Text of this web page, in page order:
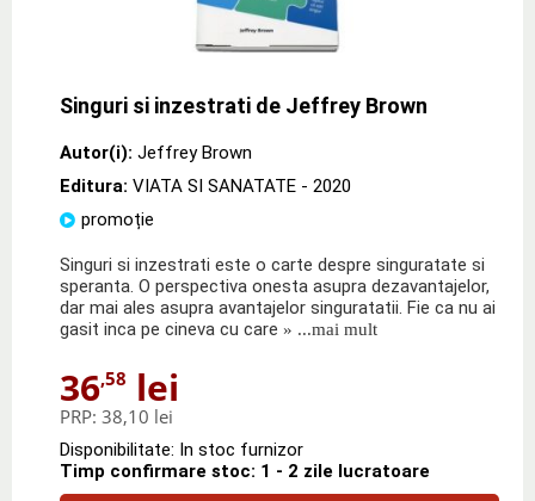
Singuri si inzestrati de Jeffrey Brown
Autor(i): Jeffrey Brown
Editura: VIATA SI SANATATE - 2020
promoție
Singuri si inzestrati este o carte despre singuratate si
speranta. O perspectiva onesta asupra dezavantajelor,
dar mai ales asupra avantajelor singuratatii. Fie ca nu ai
gasit inca pe cineva cu care » ...mai mult
36,58 lei
PRP: 38,10 lei
Disponibilitate: In stoc furnizor
Timp confirmare stoc: 1 - 2 zile lucratoare